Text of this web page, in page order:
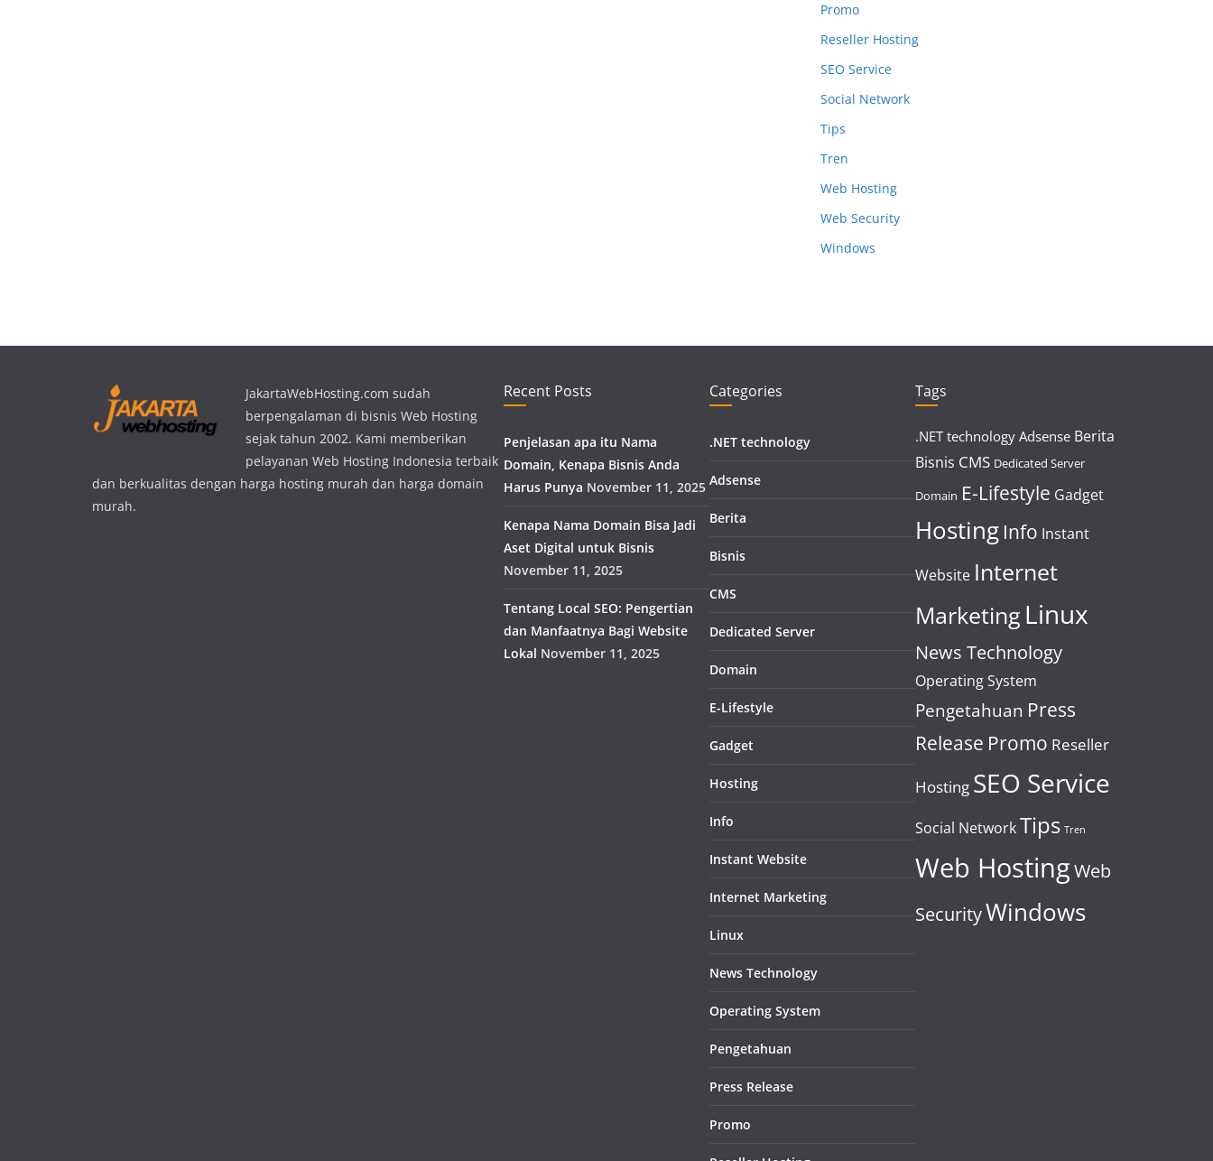
Promo
Reseller Hosting
SEO Service
Social Network
Tips
Tren
Web Hosting
Web Security
Windows
JakartaWebHosting.com sudah
berpengalaman di bisnis Web Hosting
sejak tahun 2002. Kami memberikan
pelayanan Web Hosting Indonesia terbaik
dan berkualitas dengan harga hosting murah dan harga domain
murah.
Recent Posts
Penjelasan apa itu Nama
Domain, Kenapa Bisnis Anda
Harus Punya November 11, 2025
Kenapa Nama Domain Bisa Jadi
Aset Digital untuk Bisnis
November 11, 2025
Tentang Local SEO: Pengertian
dan Manfaatnya Bagi Website
Lokal November 11, 2025
Categories
.NET technology
Adsense
Berita
Bisnis
CMS
Dedicated Server
Domain
E-Lifestyle
Gadget
Hosting
Info
Instant Website
Internet Marketing
Linux
News Technology
Operating System
Pengetahuan
Press Release
Promo
Tags
.NET technology Adsense Berita
Bisnis CMS Dedicated Server
Domain E-Lifestyle Gadget
Hosting Info Instant
Website Internet
Marketing Linux
News Technology
Operating System
Pengetahuan Press
Release Promo Reseller
Hosting SEO Service
Social NetworkTips Tren
Web HostingWeb
SecurityWindows